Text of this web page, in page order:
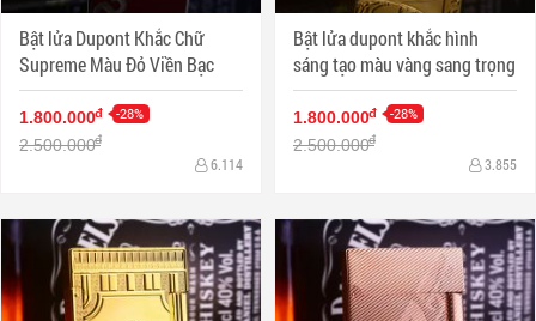
Bật lửa Dupont Khắc Chữ
Supreme Màu Đỏ Viền Bạc
1.800.000đ -28%
2.500.000đ
6.114
Bật lửa dupont khắc hình
sáng tạo màu vàng sang trọng
1.800.000đ -28%
2.500.000đ
3.855